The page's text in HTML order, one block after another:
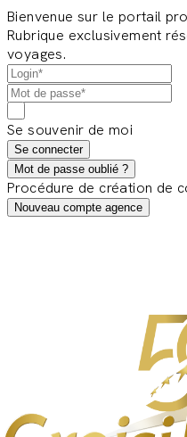
Bienvenue sur le portail
Rubrique exclusivement
voyages.
Se souvenir de moi
Se connecter
Mot de passe oublié ?
Procédure de création de
Nouveau compte agence